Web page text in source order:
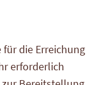
die Erreichung
erforderlich